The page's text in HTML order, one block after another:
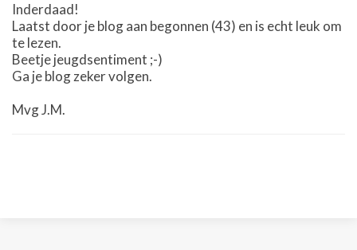
Inderdaad!
Laatst door je blog aan begonnen (43) en is echt leuk om
te lezen.
Beetje jeugdsentiment ;-)
Ga je blog zeker volgen.
Mvg J.M.